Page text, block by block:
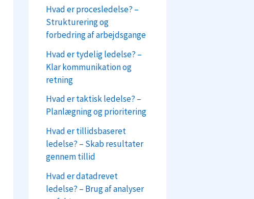
Hvad er procesledelse? –
Strukturering og
forbedring af arbejdsgange
Hvad er tydelig ledelse? –
Klar kommunikation og
retning
Hvad er taktisk ledelse? –
Planlægning og prioritering
Hvad er tillidsbaseret
ledelse? – Skab resultater
gennem tillid
Hvad er datadrevet
ledelse? – Brug af analyser